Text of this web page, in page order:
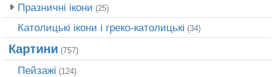
Празничні ікони (25)
Католицькі ікони і греко-католицькі (34)
Картини (757)
Пейзажі (124)